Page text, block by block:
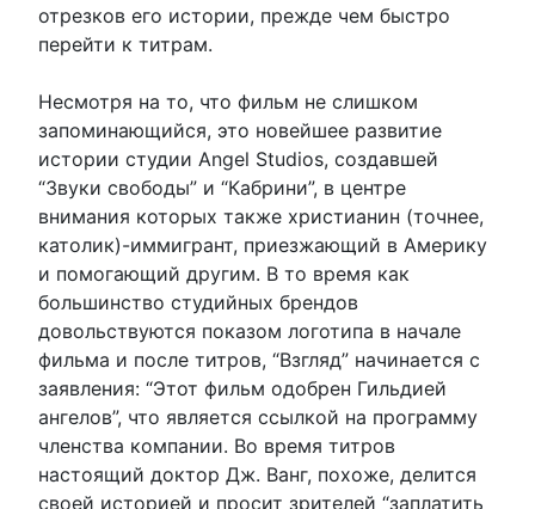
отрезков его истории, прежде чем быстро
перейти к титрам.
Несмотря на то, что фильм не слишком
запоминающийся, это новейшее развитие
истории студии Angel Studios, создавшей
“Звуки свободы” и “Кабрини”, в центре
внимания которых также христианин (точнее,
католик)-иммигрант, приезжающий в Америку
и помогающий другим. В то время как
большинство студийных брендов
довольствуются показом логотипа в начале
фильма и после титров, “Взгляд” начинается с
заявления: “Этот фильм одобрен Гильдией
ангелов”, что является ссылкой на программу
членства компании. Во время титров
настоящий доктор Дж. Ванг, похоже, делится
своей историей и просит зрителей “заплатить